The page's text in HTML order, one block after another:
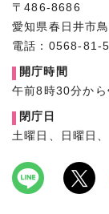
〒486-8686
愛知県春日井市
電話：0568-81-
開庁時間
午前8時30分か
閉庁日
土曜日、日曜日